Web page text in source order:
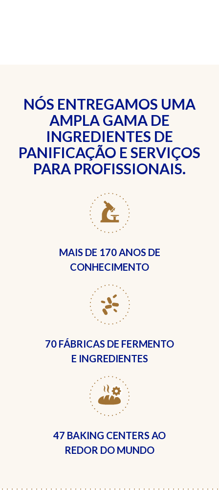
NÓS ENTREGAMOS UMA
AMPLA GAMA DE
INGREDIENTES DE
PANIFICAÇÃO E SERVIÇOS
PARA PROFISSIONAIS.
MAIS DE 170 ANOS DE
CONHECIMENTO
70 FÁBRICAS DE FERMENTO
E INGREDIENTES
47 BAKING CENTERS AO
REDOR DO MUNDO